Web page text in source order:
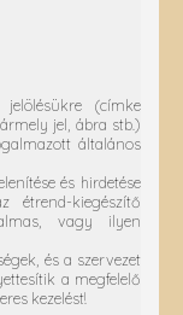
(címke
jel, ábra stb.)
általános
és hirdetése
kiegészítő
vagy ilyen
és a szervezet
a megfelelő
kezelést!